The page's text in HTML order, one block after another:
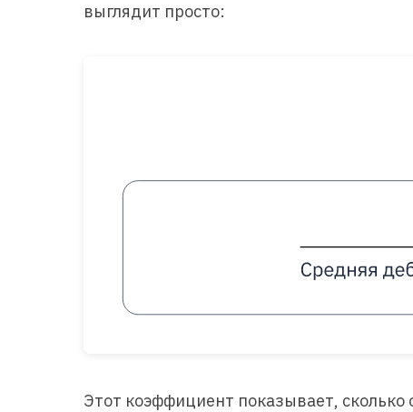
выглядит просто:
Этот коэффициент показывает,